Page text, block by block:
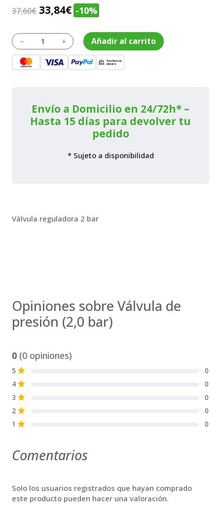
37,60€ El
original
era:
37,60€.
33,84€El
actual
es:
33,84€.
-10%
K
Válvula
de
presión
(2,0
L Añadir al carrito
Envío a Domicilio en 24/72h* –
Hasta 15 días para devolver tu
pedido
* Sujeto a disponibilidad
Válvula reguladora 2 bar
Opiniones sobre Válvula de
presión (2,0 bar)
0 (0 opiniones)
5 S
0
4 S
0
3 S
0
2 S
0
1 S 0
Comentarios
Solo los usuarios registrados que hayan comprado
este producto pueden hacer una valoración.